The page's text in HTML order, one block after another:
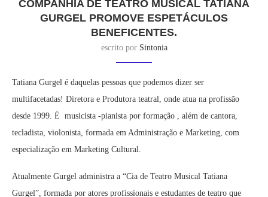
COMPANHIA DE TEATRO MUSICAL TATIANA
GURGEL PROMOVE ESPETÁCULOS
BENEFICENTES.
escrito por Sintonia
Tatiana Gurgel é daquelas pessoas que podemos dizer ser
multifacetadas! Diretora e Produtora teatral, onde atua na profissão
desde 1999. É musicista -pianista por formação , além de cantora,
tecladista, violonista, formada em Administração e Marketing, com
especialização em Marketing Cultural.
Atualmente Gurgel administra a “Cia de Teatro Musical Tatiana
Gurgel”, formada por atores profissionais e estudantes de teatro que